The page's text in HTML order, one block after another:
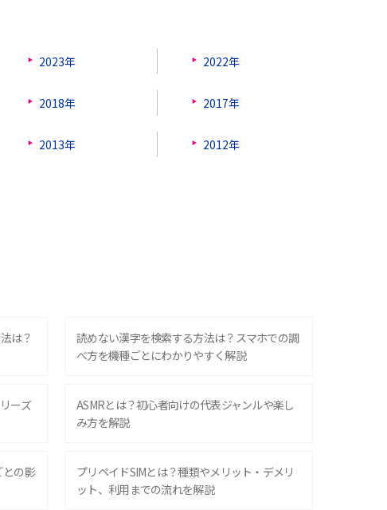
2023年 2022年
2018年 2017年
2013年 2012年
は？
読めない漢字を検索する方法は？スマホでの調
べ方を機種ごとにわかりやすく解説
ーズ
ASMRとは？初心者向けの代表ジャンルや楽し
み方を解説
の影
プリペイドSIMとは？種類やメリット・デメリ
ット、利用までの流れを解説